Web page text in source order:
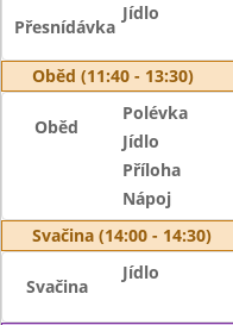
Přesnídávka
Jídlo
Oběd (11:40 - 13:30)
Oběd
Polévka
Jídlo
Příloha
Nápoj
Svačina (14:00 - 14:30)
Svačina
Jídlo